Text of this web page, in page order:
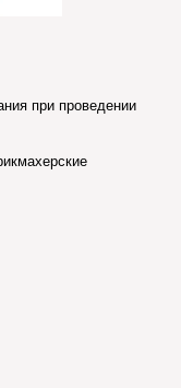
при проведении